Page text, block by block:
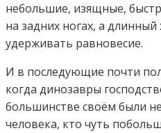
небольшие, изящные,
на задних ногах, а длинный
удерживать равновесие.
И в последующие почти
когда динозавры
большинстве своём были
человека, кто чуть